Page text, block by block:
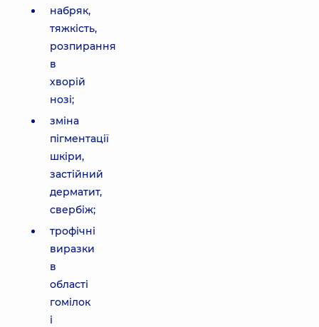
набряк,
тяжкість,
розпирання
в
хворій
нозі;
зміна
пігментації
шкіри,
застійний
дерматит,
свербіж;
трофічні
виразки
в
області
гомілок
і